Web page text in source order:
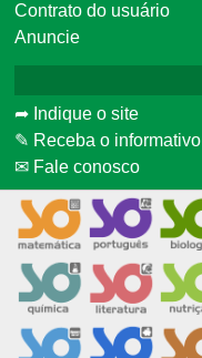
Contrato do usuário
Anuncie
➦ Indique o site
✎ Receba o informativo
✉ Fale conosco